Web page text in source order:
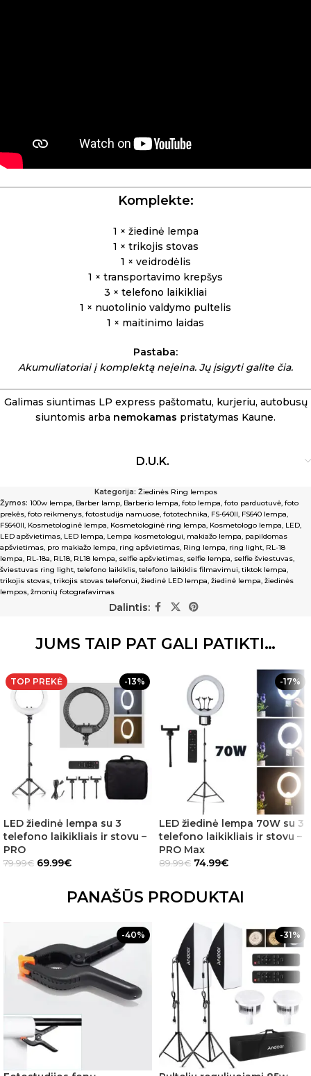
Komplekte:
1 × žiedinė lempa
1 × trikojis stovas
1 × veidrodėlis
1 × transportavimo krepšys
3 × telefono laikikliai
1 × nuotolinio valdymo pultelis
1 × maitinimo laidas
Pastaba:
Akumuliatoriai į komplektą neįeina. Jų įsigyti galite čia.
Galimas siuntimas LP express paštomatu, kurjeriu, autobusų
siuntomis arba nemokamas pristatymas Kaune.
D.U.K.
Kategorija: Žiedinės Ring lempos
Žymos: 100w lempa, Barber lamp, Barberio lempa, foto lempa, foto parduotuvė, foto
prekės, foto reikmenys, fotostudija namuose, fototechnika, FS-640II, FS640 lempa,
FS640II, Kosmetologinė lempa, Kosmetologinė ring lempa, Kosmetologo lempa, LED,
LED apšvietimas, LED lempa, Lempa kosmetologui, makiažo lempa, papildomas
apšvietimas, pro makiažo lempa, ring apšvietimas, Ring lempa, ring light, RL-18
lempa, RL-18a, RL18, RL18 lempa, selfie apšvietimas, selfie lempa, selfie šviestuvas,
šviestuvas ring light, telefono laikiklis, telefono laikiklis filmavimui, tiktok lempa,
trikojis stovas, trikojis stovas telefonui, žiedinė LED lempa, žiedinė lempa, žiedinės
lempos, žmonių fotografavimas
Dalintis:
JUMS TAIP PAT GALI PATIKTI…
-13%
TOP PREKĖ
LED žiedinė lempa su 3
telefono laikikliais ir stovu –
PRO
79.99€ 69.99€
-17%
LED žiedinė lempa 70W su 3
telefono laikikliais ir stovu –
PRO Max
89.99€ 74.99€
PANAŠŪS PRODUKTAI
-40% -31%